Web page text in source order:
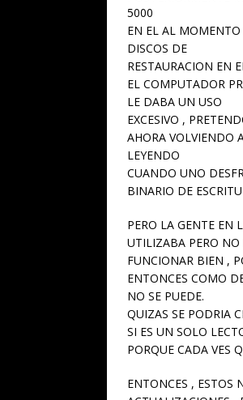
5000
EN EL AL MOMENTO
DISCOS DE
RESTAURACION EN
EL COMPUTADOR
LE DABA UN USO
EXCESIVO ,
AHORA VOLVIENDO
LEYENDO
CUANDO UNO
BINARIO DE
PERO LA GENTE EN
UTILIZABA PERO NO
FUNCIONAR BIEN ,
ENTONCES COMO
NO SE PUEDE.
QUIZAS SE PODRIA
SI ES UN SOLO
PORQUE CADA VES
ENTONCES , ESTOS